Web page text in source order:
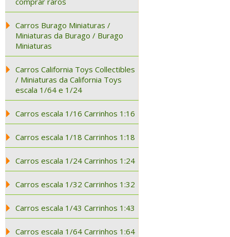
Carros Burago Miniaturas /
Miniaturas da Burago / Burago
Miniaturas
Carros California Toys Collectibles
/ Miniaturas da California Toys
escala 1/64 e 1/24
Carros escala 1/16 Carrinhos 1:16
Carros escala 1/18 Carrinhos 1:18
Carros escala 1/24 Carrinhos 1:24
Carros escala 1/32 Carrinhos 1:32
Carros escala 1/43 Carrinhos 1:43
Carros escala 1/64 Carrinhos 1:64